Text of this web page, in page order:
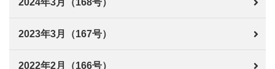
2024年3月（168号）
2023年3月（167号）
2022年2月（166号）